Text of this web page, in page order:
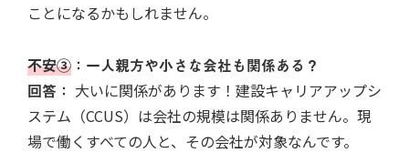
ことになるかもしれません。
不安③ ：一人親方や小さな会社も関係ある？
回答： 大いに関係があります！建設キャリアアップシ
ステム（CCUS）は会社の規模は関係ありません。現
場で働くすべての人と、その会社が対象なんです。